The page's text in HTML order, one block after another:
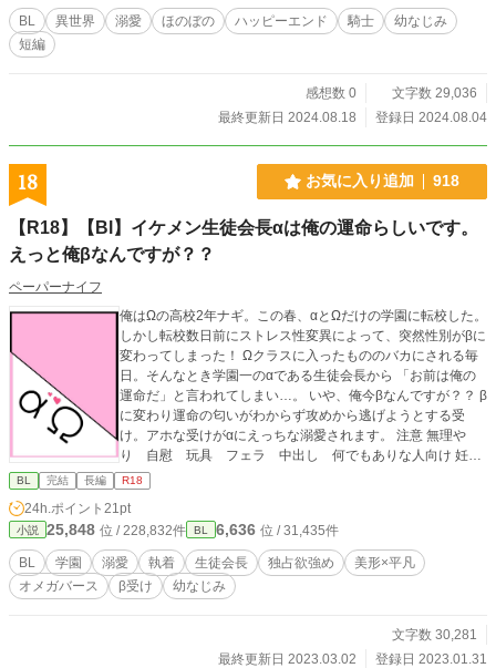
過激表現のある頁に※ エブリスタに掲載したものを修正して掲載
BL 異世界 溺愛 ほのぼの ハッピーエンド 騎士
幼なじみ
短編
感想数 0
文字数 29,036
最終更新日 2024.08.18
登録日 2024.08.04
18 お気に入り追加 918
【R18】【Bl】イケメン生徒会長αは俺の運命らしいです。
えっと俺βなんですが？？
ペーパーナイフ
俺はΩの高校2年ナギ。この春、αとΩだけの学園に転校した。
しかし転校数日前にストレス性変異によって、突然性別がβに
変わってしまった！ Ωクラスに入ったもののバカにされる毎
日。そんなとき学園一のαである生徒会長から 「お前は俺の
運命だ」と言われてしまい…。 いや、俺今βなんですが？？ β
に変わり運命の匂いがわからず攻めから逃げようとする受
け。アホな受けがαにえっちな溺愛されます。 注意 無理や
り 自慰 玩具 フェラ 中出し 何でもありな人向け 妊娠
可能ですが、主人公は妊娠しません リバなし 無理やりだけど
愛はある ほぼエロ ストーリー薄め オメガバース独自設定
あり
BL 完結 長編 R18
24h.ポイント 21pt
小説 25,848 位 / 228,832件 BL 6,636 位 / 31,435件
BL 学園 溺愛 執着 生徒会長 独占欲強め
美形×平凡
オメガバース
β受け 幼なじみ
文字数 30,281
最終更新日 2023.03.02
登録日 2023.01.31